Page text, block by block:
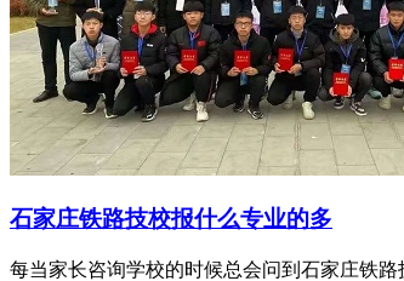
石家庄铁路技校报什么专业的多
每当家长咨询学校的时候总会问到石家庄铁